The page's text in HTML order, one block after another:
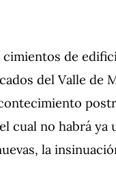
de
del Valle de
cual no habrá ya
la